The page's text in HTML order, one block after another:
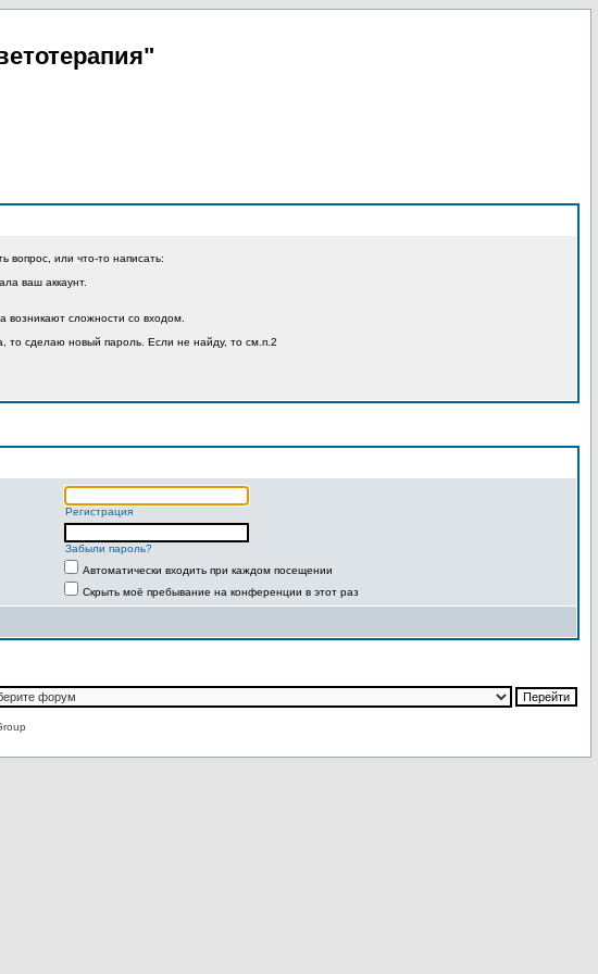
вопрос, или что-то написать:
ваш аккаунт.
возникают сложности со входом.
то сделаю новый пароль. Если не найду, то см.п.2
Регистрация
Забыли пароль?
Автоматически входить при каждом посещении
Скрыть моё пребывание на конференции в этот раз